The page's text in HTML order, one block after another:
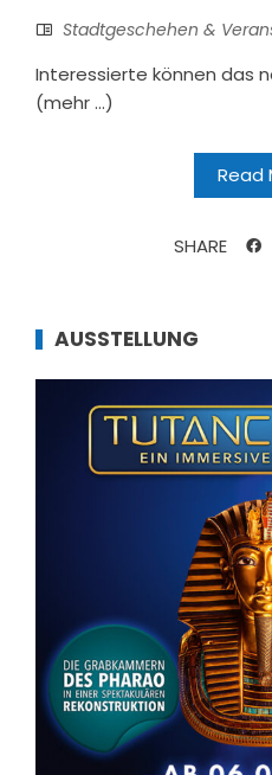
Stadtgeschehen &
Interessierte können das
(mehr …)
Read
SHARE
AUSSTELLUNG